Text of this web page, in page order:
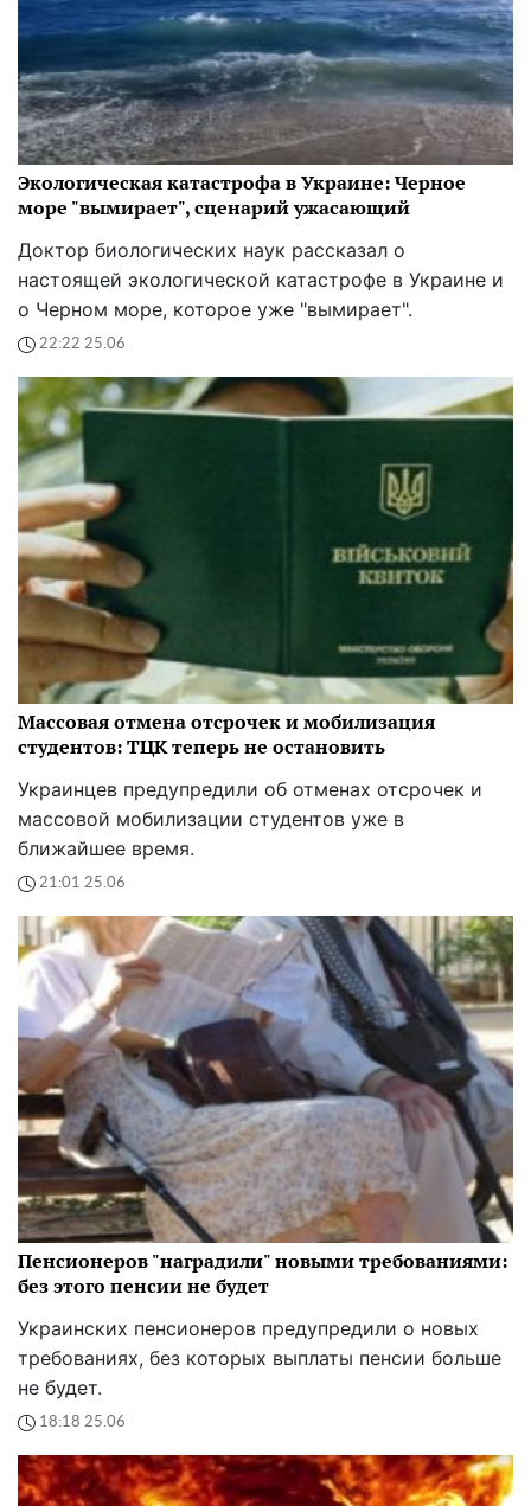
Экологическая катастрофа в Украине: Черное
море "вымирает", сценарий ужасающий
Доктор биологических наук рассказал о
настоящей экологической катастрофе в Украине и
о Черном море, которое уже "вымирает".
22:22 25.06
Массовая отмена отсрочек и мобилизация
студентов: ТЦК теперь не остановить
Украинцев предупредили об отменах отсрочек и
массовой мобилизации студентов уже в
ближайшее время.
21:01 25.06
Пенсионеров "наградили" новыми требованиями:
без этого пенсии не будет
Украинских пенсионеров предупредили о новых
требованиях, без которых выплаты пенсии больше
не будет.
18:18 25.06